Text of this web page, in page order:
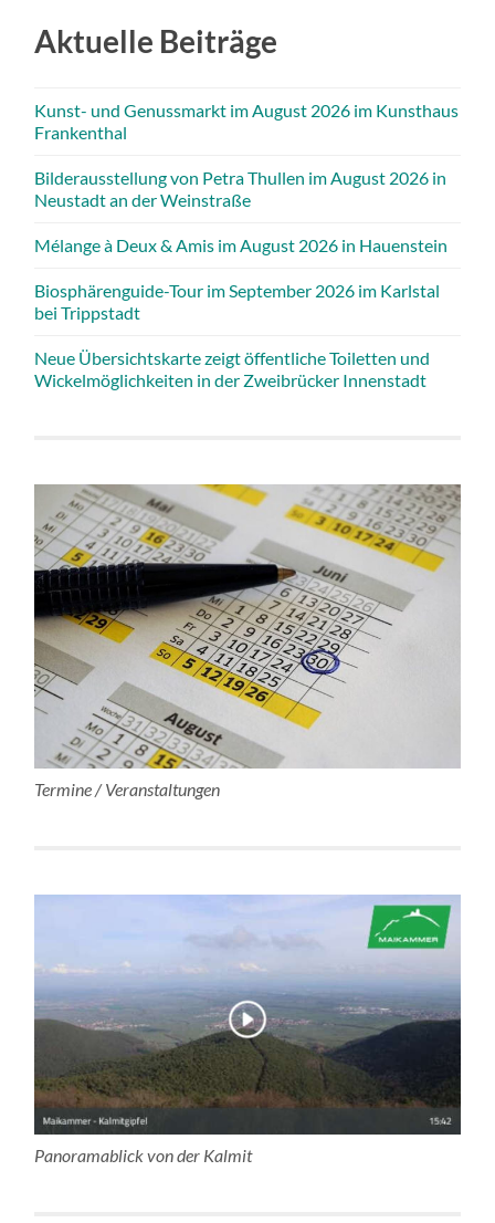
Aktuelle Beiträge
Kunst- und Genussmarkt im August 2026 im Kunsthaus
Frankenthal
Bilderausstellung von Petra Thullen im August 2026 in
Neustadt an der Weinstraße
Mélange à Deux & Amis im August 2026 in Hauenstein
Biosphärenguide-Tour im September 2026 im Karlstal
bei Trippstadt
Neue Übersichtskarte zeigt öffentliche Toiletten und
Wickelmöglichkeiten in der Zweibrücker Innenstadt
Termine / Veranstaltungen
Panoramablick von der Kalmit